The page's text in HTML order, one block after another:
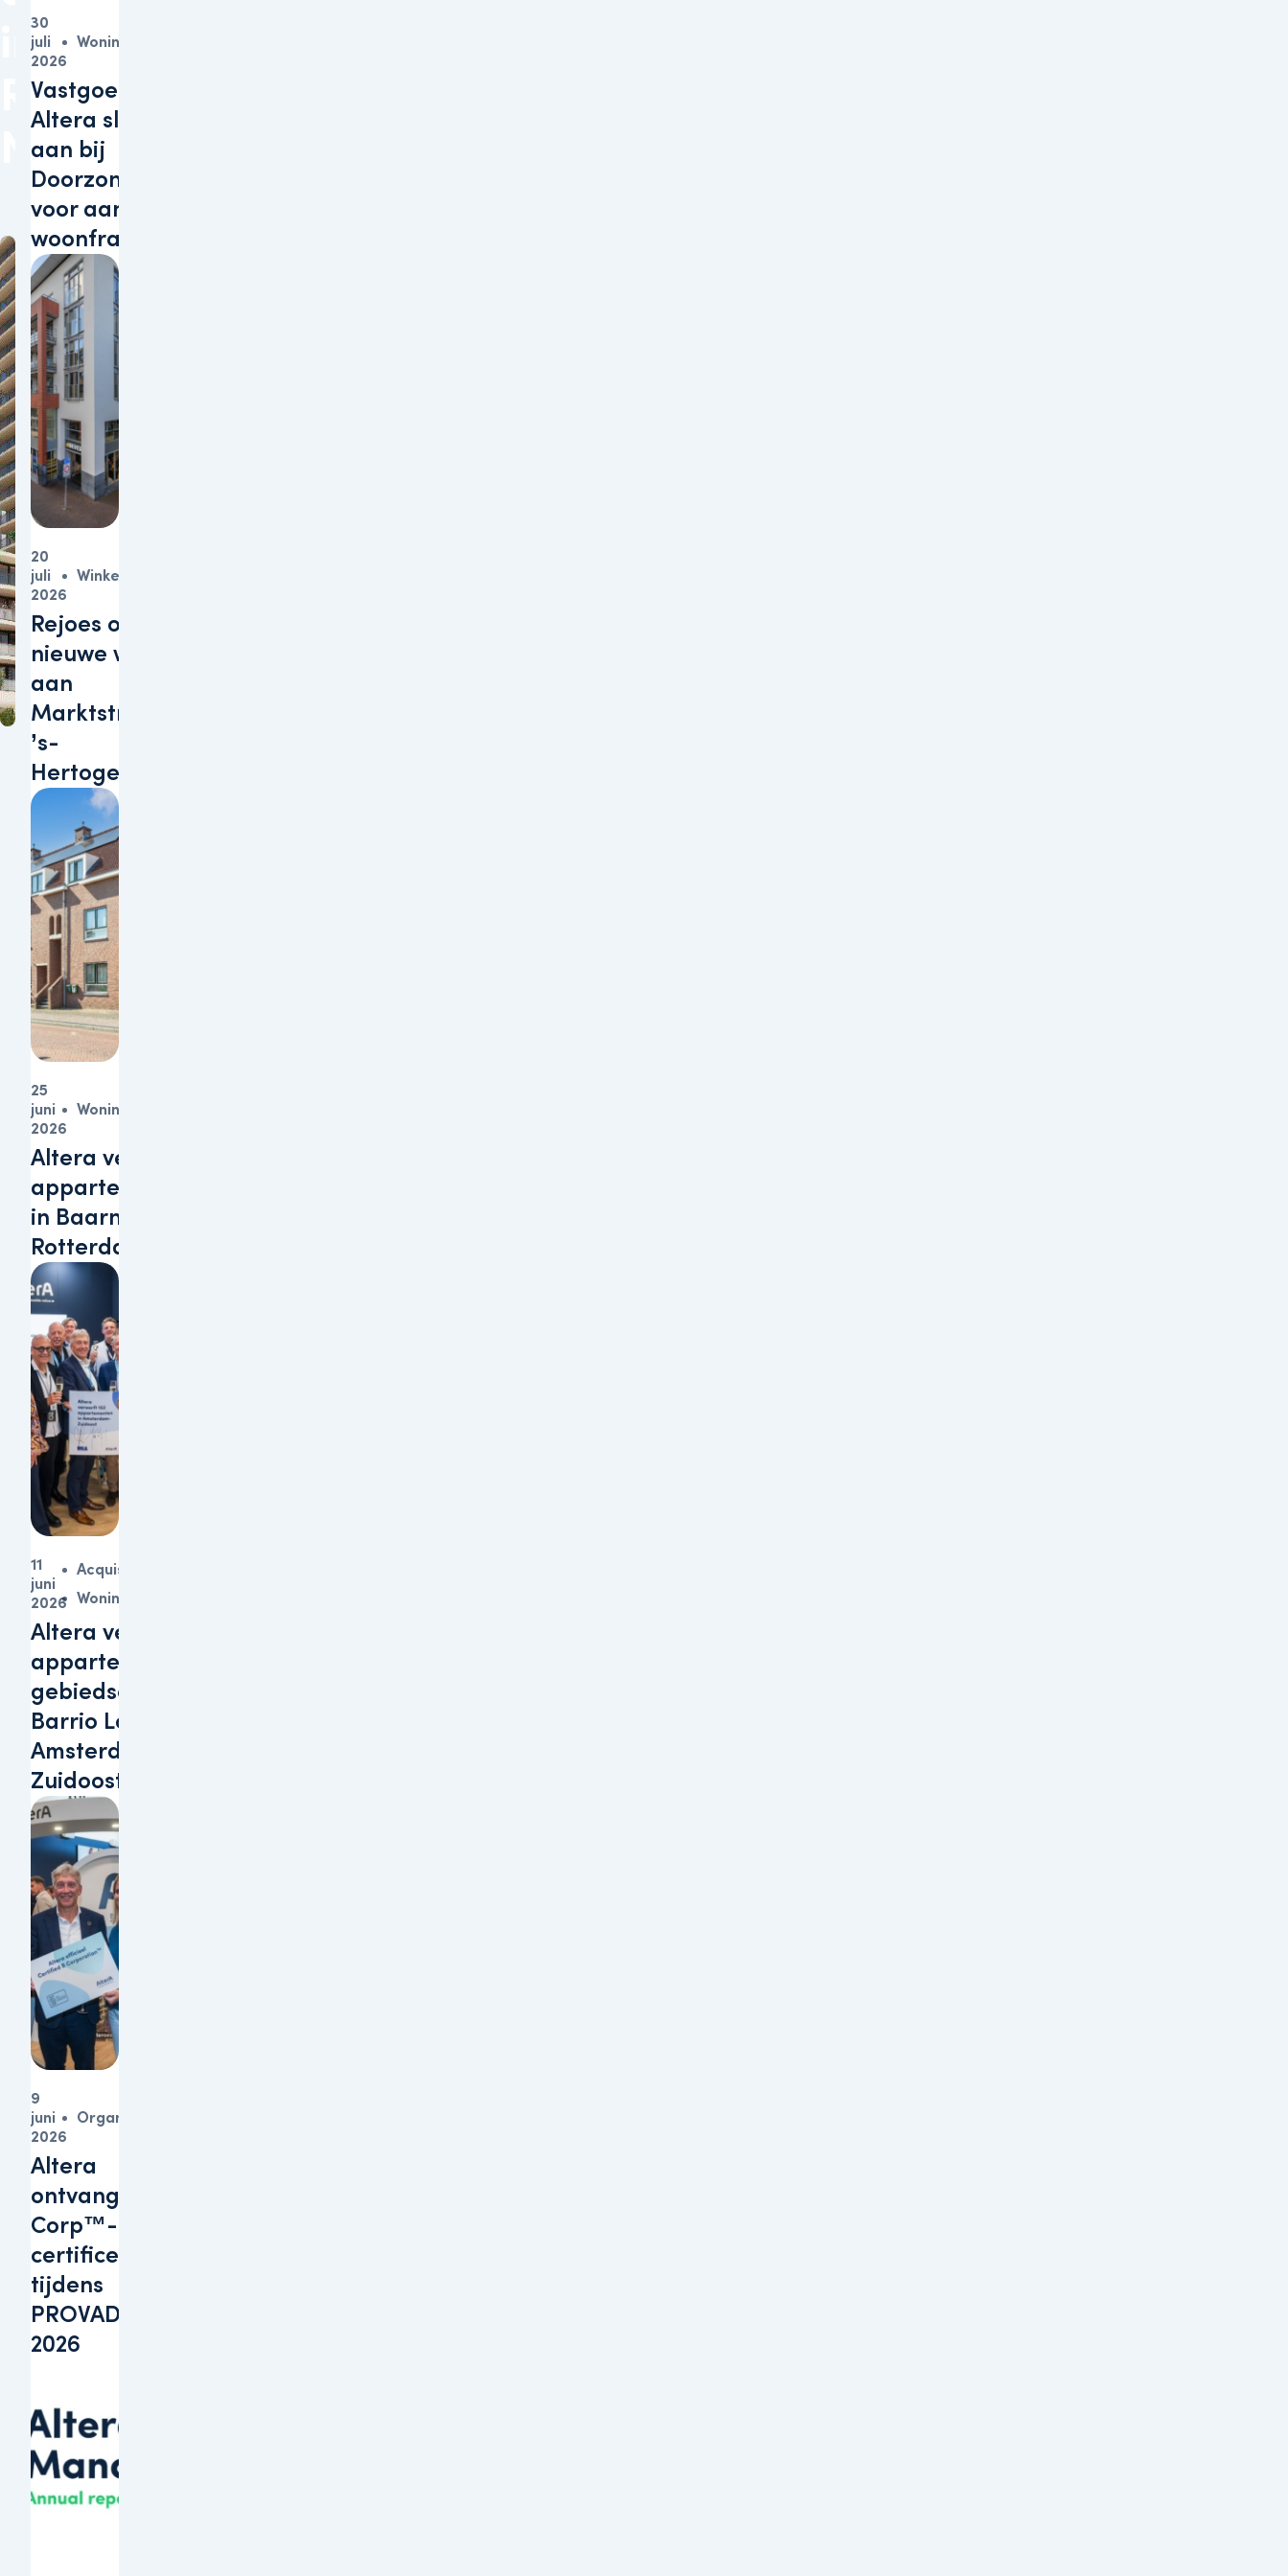
in
Rotterdam
Nesselande
Vastgoedbelegger
Altera sluit zich
aan bij
Doorzonconvenant
voor aanpak
woonfraude
30
juli
2026
Woningen
Rejoes opent
nieuwe winkel
aan
Marktstraat in
’s-
Hertogenbosch
20
juli
2026
Winkels
Altera verkoopt
appartementen
in Baarn en
Rotterdam
25
juni
2026
Woningen
Altera verwerft 152
appartementen in
gebiedsontwikkeling
Barrio Lobi te
Amsterdam-
Zuidoost
11
juni
2026
Acquisitie
Woningen
Altera
ontvangt B
Corp™-
certificering
tijdens
PROVADA
2026
9
juni
2026
Organisatie